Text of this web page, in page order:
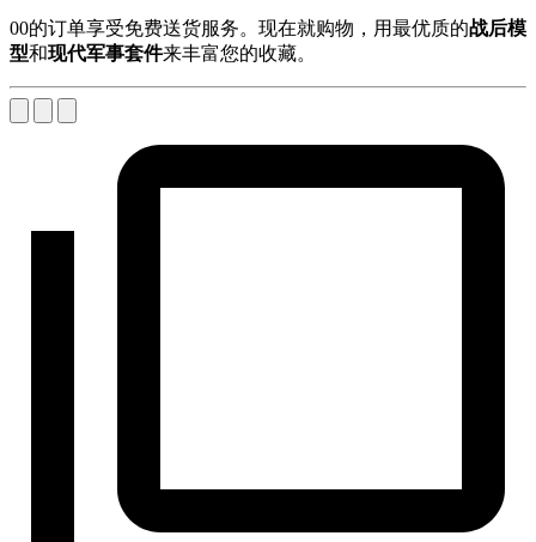
00的订单享受免费送货服务。现在就购物，用最优质的战后模
型和现代军事套件来丰富您的收藏。